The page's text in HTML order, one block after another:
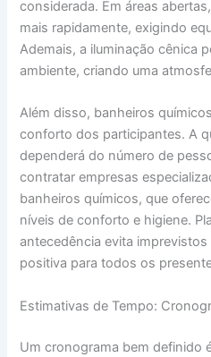
considerada. Em áreas
mais rapidamente, exigindo
Ademais, a iluminação cênica
ambiente, criando uma
Além disso, banheiros
conforto dos participantes. A
dependerá do número de
contratar empresas
banheiros químicos, que
níveis de conforto e higiene.
antecedência evita
positiva para todos os
Estimativas de Tempo:
Um cronograma bem definido